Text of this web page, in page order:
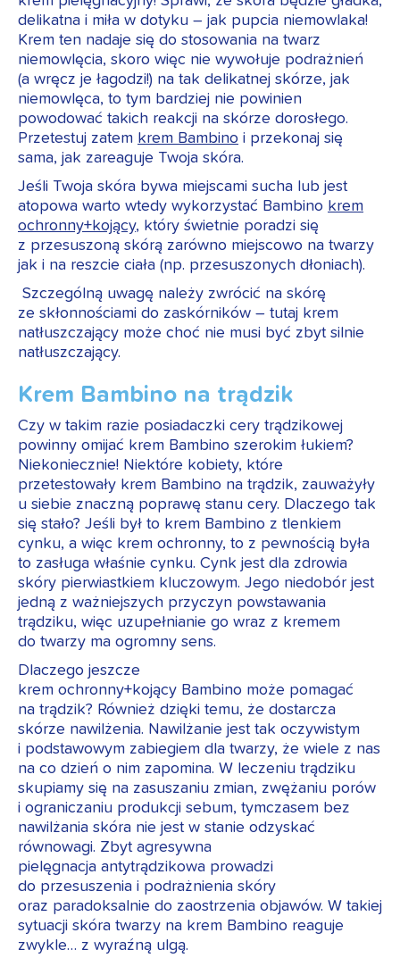
delikatna i miła w dotyku – jak pupcia niemowlaka!
Krem ten nadaje się do stosowania na twarz
niemowlęcia, skoro więc nie wywołuje podrażnień
(a wręcz je łagodzi!) na tak delikatnej skórze, jak
niemowlęca, to tym bardziej nie powinien
powodować takich reakcji na skórze dorosłego.
Przetestuj zatem krem Bambino i przekonaj się
sama, jak zareaguje Twoja skóra.
Jeśli Twoja skóra bywa miejscami sucha lub jest
atopowa warto wtedy wykorzystać Bambino krem
ochronny+kojący, który świetnie poradzi się
z przesuszoną skórą zarówno miejscowo na twarzy
jak i na reszcie ciała (np. przesuszonych dłoniach).
Szczególną uwagę należy zwrócić na skórę
ze skłonnościami do zaskórników – tutaj krem
natłuszczający może choć nie musi być zbyt silnie
natłuszczający.
Krem Bambino na trądzik
Czy w takim razie posiadaczki cery trądzikowej
powinny omijać krem Bambino szerokim łukiem?
Niekoniecznie! Niektóre kobiety, które
przetestowały krem Bambino na trądzik, zauważyły
u siebie znaczną poprawę stanu cery. Dlaczego tak
się stało? Jeśli był to krem Bambino z tlenkiem
cynku, a więc krem ochronny, to z pewnością była
to zasługa właśnie cynku. Cynk jest dla zdrowia
skóry pierwiastkiem kluczowym. Jego niedobór jest
jedną z ważniejszych przyczyn powstawania
trądziku, więc uzupełnianie go wraz z kremem
do twarzy ma ogromny sens.
Dlaczego jeszcze
krem ochronny+kojący Bambino może pomagać
na trądzik? Również dzięki temu, że dostarcza
skórze nawilżenia. Nawilżanie jest tak oczywistym
i podstawowym zabiegiem dla twarzy, że wiele z nas
na co dzień o nim zapomina. W leczeniu trądziku
skupiamy się na zasuszaniu zmian, zwężaniu porów
i ograniczaniu produkcji sebum, tymczasem bez
nawilżania skóra nie jest w stanie odzyskać
równowagi. Zbyt agresywna
pielęgnacja antytrądzikowa prowadzi
do przesuszenia i podrażnienia skóry
oraz paradoksalnie do zaostrzenia objawów. W takiej
sytuacji skóra twarzy na krem Bambino reaguje
zwykle… z wyraźną ulgą.